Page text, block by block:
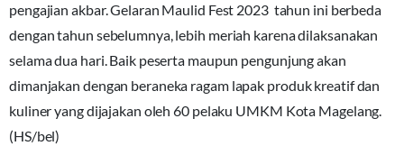
pengajian akbar. Gelaran Maulid Fest 2023 tahun ini berbeda
dengan tahun sebelumnya, lebih meriah karena dilaksanakan
selama dua hari. Baik peserta maupun pengunjung akan
dimanjakan dengan beraneka ragam lapak produk kreatif dan
kuliner yang dijajakan oleh 60 pelaku UMKM Kota Magelang.
(HS/bel)